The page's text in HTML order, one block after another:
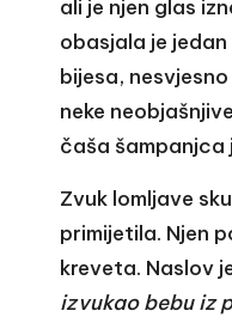
ali je njen glas
obasjala je
bijesa,
neke
čaša šampanjca
Zvuk lomljave
primijetila. Njen
kreveta. Naslov
izvukao bebu iz